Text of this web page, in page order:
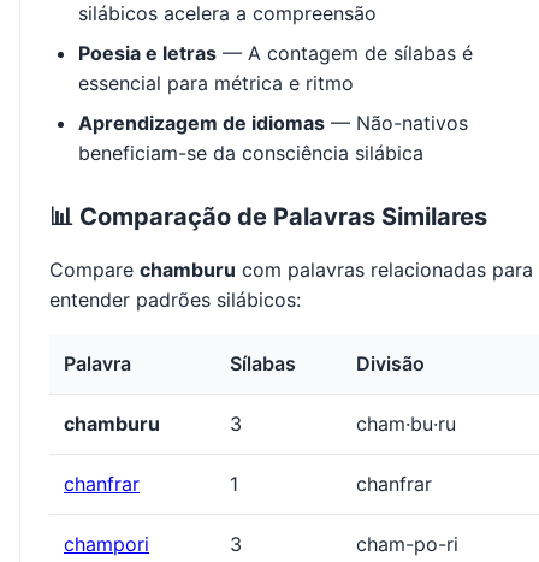
silábicos acelera a compreensão
Poesia e letras — A contagem de sílabas é
essencial para métrica e ritmo
Aprendizagem de idiomas — Não-nativos
beneficiam-se da consciência silábica
📊 Comparação de Palavras Similares
Compare chamburu com palavras relacionadas para
entender padrões silábicos:
Palavra Sílabas Divisão
chamburu 3 cham·bu·ru
chanfrar 1 chanfrar
champori 3 cham-po-ri